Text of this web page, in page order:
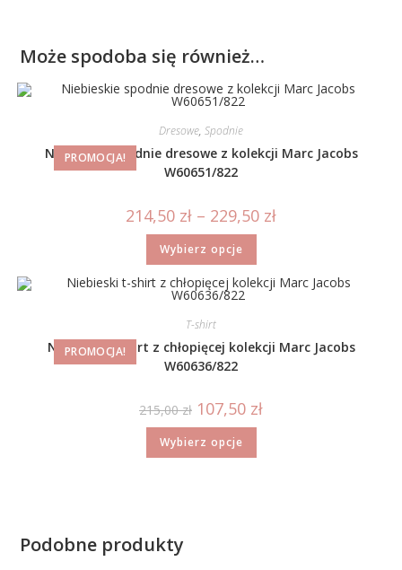
Może spodoba się również…
PROMOCJA!
Dresowe, Spodnie
Niebieskie spodnie dresowe z kolekcji Marc Jacobs
W60651/822
214,50 zł – 229,50 zł
Wybierz opcje
PROMOCJA!
T-shirt
Niebieski t-shirt z chłopięcej kolekcji Marc Jacobs
W60636/822
215,00zł 107,50 zł
Wybierz opcje
Podobne produkty